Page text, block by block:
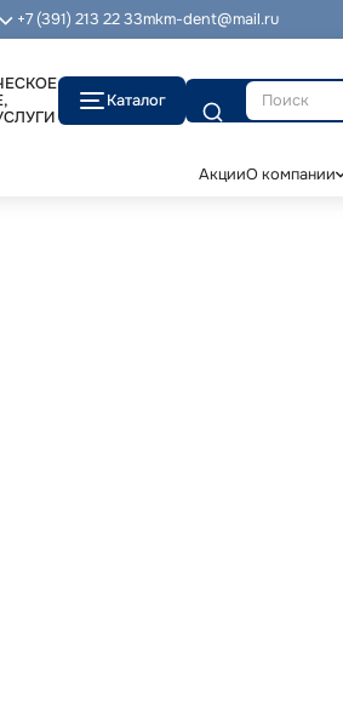
+7 (391) 213 22 33mkm-dent@mail.ru
Каталог
Поиск
АкцииО компании